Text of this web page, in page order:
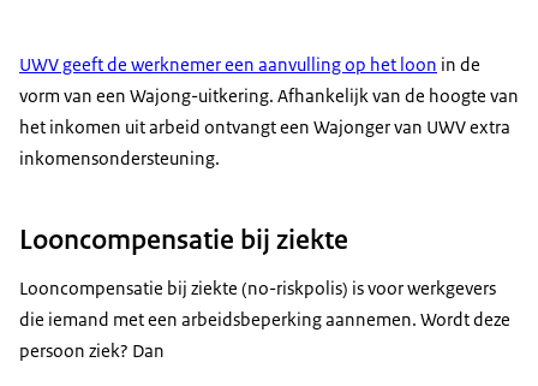
UWV geeft de werknemer een aanvulling op het loon in de
vorm van een Wajong-uitkering. Afhankelijk van de hoogte van
het inkomen uit arbeid ontvangt een Wajonger van UWV extra
inkomensondersteuning.
Looncompensatie bij ziekte
Looncompensatie bij ziekte (no-riskpolis) is voor werkgevers
die iemand met een arbeidsbeperking aannemen. Wordt deze
persoon ziek? Dan